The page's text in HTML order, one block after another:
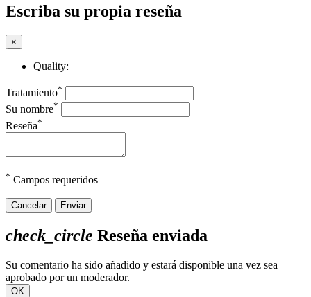
Escriba su propia reseña
×
Quality:
Tratamiento*
Su nombre*
Reseña*
* Campos requeridos
Cancelar Enviar
check_circle Reseña enviada
Su comentario ha sido añadido y estará disponible una vez sea
aprobado por un moderador.
OK